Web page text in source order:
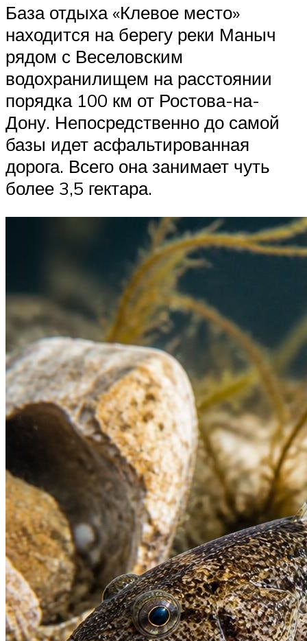
База отдыха «Клевое место»
находится на берегу реки Маныч
рядом с Веселовским
водохранилищем на расстоянии
порядка 100 км от Ростова-на-
Дону. Непосредственно до самой
базы идет асфальтированная
дорога. Всего она занимает чуть
более 3,5 гектара.